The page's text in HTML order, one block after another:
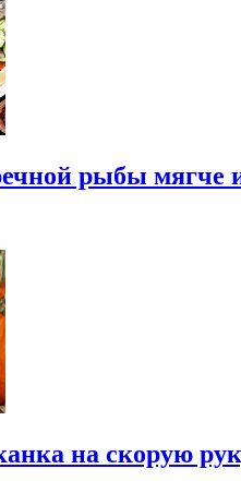
рыбы мягче
на скорую